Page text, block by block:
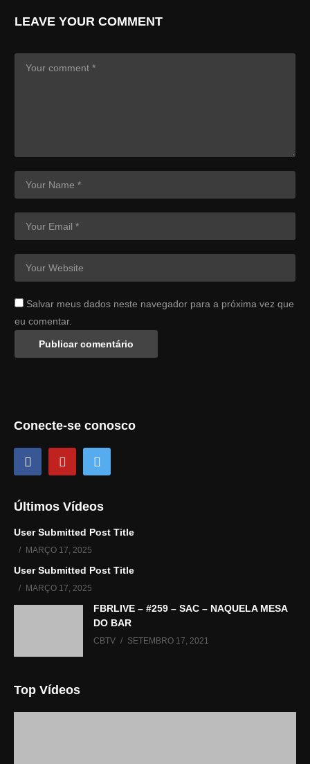
LEAVE YOUR COMMENT
Salvar meus dados neste navegador para a próxima vez que
eu comentar.
Conecte-se conosco
Últimos Vídeos
User Submitted Post Title
MARÇO 17, 2025
User Submitted Post Title
MARÇO 17, 2025
FBRLIVE – #259 – SAC – NAQUELA MESA
DO BAR
CBTV SETEMBRO 17, 2021
Top Vídeos